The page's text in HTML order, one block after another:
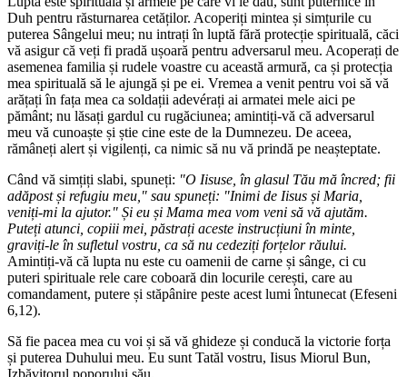
Duh pentru răsturnarea cetăților. Acoperiți mintea și simțurile cu
puterea Sângelui meu; nu intrați în luptă fără protecție spirituală, căci
vă asigur că veți fi pradă ușoară pentru adversarul meu. Acoperați de
asemenea familia și rudele voastre cu această armură, ca și protecția
mea spirituală să le ajungă și pe ei. Vremea a venit pentru voi să vă
arățați în fața mea ca soldații adevérați ai armatei mele aici pe
pământ; nu lăsați gardul cu rugăciunea; amintiți-vă că adversarul
meu vă cunoaște și știe cine este de la Dumnezeu. De aceea,
rămâneți alert și vigilenți, ca nimic să nu vă prindă pe neașteptate.
Când vă simțiți slabi, spuneți: "O Iisuse, în glasul Tău mă încred; fii
adăpost și refugiu meu," sau spuneți: "Inimi de Iisus și Maria,
veniți-mi la ajutor." Și eu și Mama mea vom veni să vă ajutăm.
Puteți atunci, copiii mei, păstrați aceste instrucțiuni în minte,
graviți-le în sufletul vostru, ca să nu cedeziți forțelor răului.
Amintiți-vă că lupta nu este cu oamenii de carne și sânge, ci cu
puteri spirituale rele care coboară din locurile cerești, care au
comandament, putere și stăpânire peste acest lumi întunecat (Efeseni
6,12).
Să fie pacea mea cu voi și să vă ghideze și conducă la victorie forța
și puterea Duhului meu. Eu sunt Tatăl vostru, Iisus Miorul Bun,
Izbăvitorul poporului său.